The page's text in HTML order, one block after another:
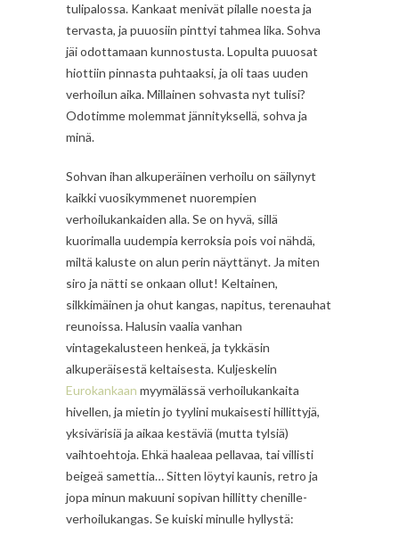
tulipalossa. Kankaat menivät pilalle noesta ja
tervasta, ja puuosiin pinttyi tahmea lika. Sohva
jäi odottamaan kunnostusta. Lopulta puuosat
hiottiin pinnasta puhtaaksi, ja oli taas uuden
verhoilun aika. Millainen sohvasta nyt tulisi?
Odotimme molemmat jännityksellä, sohva ja
minä.
Sohvan ihan alkuperäinen verhoilu on säilynyt
kaikki vuosikymmenet nuorempien
verhoilukankaiden alla. Se on hyvä, sillä
kuorimalla uudempia kerroksia pois voi nähdä,
miltä kaluste on alun perin näyttänyt. Ja miten
siro ja nätti se onkaan ollut! Keltainen,
silkkimäinen ja ohut kangas, napitus, terenauhat
reunoissa. Halusin vaalia vanhan
vintagekalusteen henkeä, ja tykkäsin
alkuperäisestä keltaisesta. Kuljeskelin
Eurokankaan myymälässä verhoilukankaita
hivellen, ja mietin jo tyylini mukaisesti hillittyjä,
yksivärisiä ja aikaa kestäviä (mutta tylsiä)
vaihtoehtoja. Ehkä haaleaa pellavaa, tai villisti
beigeä samettia… Sitten löytyi kaunis, retro ja
jopa minun makuuni sopivan hillitty chenille-
verhoilukangas. Se kuiski minulle hyllystä: